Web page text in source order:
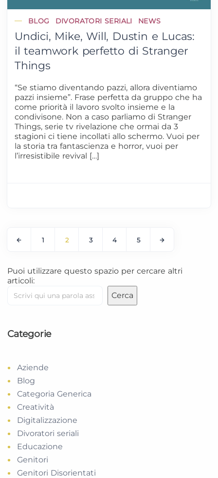
BLOG DIVORATORI SERIALI NEWS
Undici, Mike, Will, Dustin e Lucas:
il teamwork perfetto di Stranger
Things
“Se stiamo diventando pazzi, allora diventiamo
pazzi insieme”. Frase perfetta da gruppo che ha
come priorità il lavoro svolto insieme e la
condivisone. Non a caso parliamo di Stranger
Things, serie tv rivelazione che ormai da 3
stagioni ci tiene incollati allo schermo. Vuoi per
la storia tra fantascienza e horror, vuoi per
l’irresistibile revival […]
1 2 3 4 5
Puoi utilizzare questo spazio per cercare altri
articoli:
Cerca
Categorie
Aziende
Blog
Categoria Generica
Creatività
Digitalizzazione
Divoratori seriali
Educazione
Genitori
Genitori Disorientati